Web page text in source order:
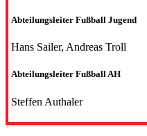
Abteilungsleiter Fußball Jugend
Hans Sailer, Andreas Troll
Abteilungsleiter Fußball AH
Steffen Authaler